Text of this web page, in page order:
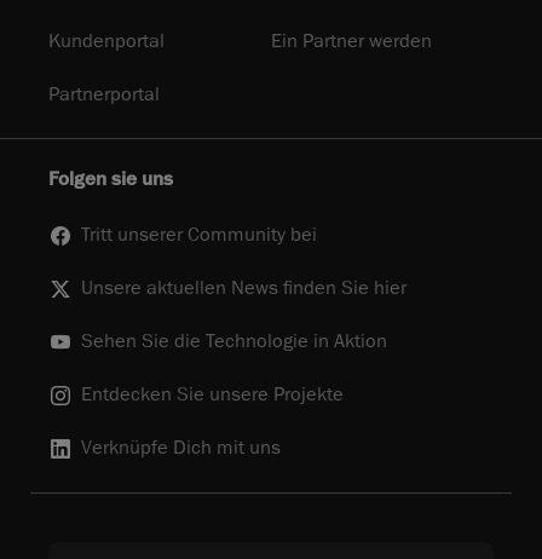
Kundenportal Ein Partner werden
Partnerportal
Folgen sie uns
Tritt unserer Community bei
Unsere aktuellen News finden Sie hier
Sehen Sie die Technologie in Aktion
Entdecken Sie unsere Projekte
Verknüpfe Dich mit uns